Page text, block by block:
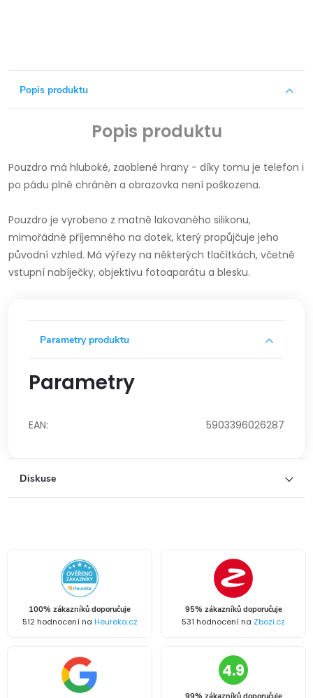
Popis produktu
Popis produktu
Pouzdro má hluboké, zaoblené hrany - díky tomu je telefon i
po pádu plně chráněn a obrazovka není poškozena.
Pouzdro je vyrobeno z matně lakovaného silikonu,
mimořádně příjemného na dotek, který propůjčuje jeho
původní vzhled. Má výřezy na některých tlačítkách, včetně
vstupní nabíječky, objektivu fotoaparátu a blesku.
Parametry produktu
Parametry
EAN: 5903396026287
Diskuse
100% zákazníků doporučuje
512 hodnocení na Heureka.cz
95% zákazníků doporučuje
531 hodnocení na Zbozi.cz
4.9